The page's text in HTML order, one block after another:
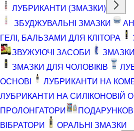
ЛУБРИКАНТИ (ЗМАЗКИ)
ЗБУДЖУВАЛЬНІ ЗМАЗКИ
ГЕЛІ, БАЛЬЗАМИ ДЛЯ КЛІТОРА
ЗВУЖУЮЧІ ЗАСОБИ
ЗМАЗКИ ДЛЯ ЧОЛОВІКІВ
ОСНОВІ
ЛУБРИКАНТИ НА
ЛУБРИКАНТИ НА СИЛІКОНОВІЙ
ПРОЛОНГАТОРИ
ВІБРАТОРИ
ОРАЛЬНІ ЗМАЗКИ